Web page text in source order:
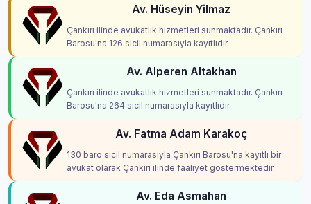
Av. Hüseyin Yilmaz
Çankırı ilinde avukatlık hizmetleri sunmaktadır. Çankırı
Barosu'na 126 sicil numarasıyla kayıtlıdır.
Av. Alperen Altakhan
Çankırı ilinde avukatlık hizmetleri sunmaktadır. Çankırı
Barosu'na 264 sicil numarasıyla kayıtlıdır.
Av. Fatma Adam Karakoç
130 baro sicil numarasıyla Çankırı Barosu'na kayıtlı bir
avukat olarak Çankırı ilinde faaliyet göstermektedir.
Av. Eda Asmahan